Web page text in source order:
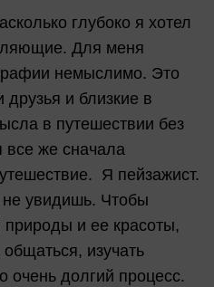
глубоко я хотел
Для меня
немыслимо. Это
друзья и близкие в
в путешествии без
же сначала
Я пейзажист.
увидишь. Чтобы
природы и ее красоты,
изучать
очень долгий процесс.